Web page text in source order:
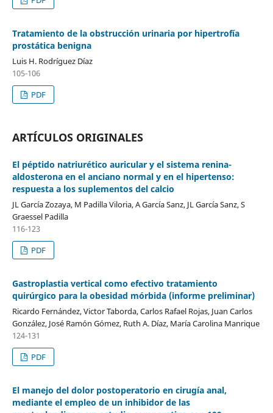
Tratamiento de la obstrucción urinaria por hipertrofía
prostática benigna
Luis H. Rodríguez Díaz
105-106
PDF
ARTÍCULOS ORIGINALES
El péptido natriurético auricular y el sistema renina-
aldosterona en el anciano normal y en el hipertenso:
respuesta a los suplementos del calcio
JL García Zozaya, M Padilla Viloria, A García Sanz, JL García Sanz, S
Graessel Padilla
116-123
PDF
Gastroplastia vertical como efectivo tratamiento
quirúrgico para la obesidad mórbida (informe preliminar)
Ricardo Fernández, Victor Taborda, Carlos Rafael Rojas, Juan Carlos
González, José Ramón Gómez, Ruth A. Díaz, María Carolina Manrique
124-131
PDF
El manejo del dolor postoperatorio en cirugía anal,
mediante el empleo de un inhibidor de las